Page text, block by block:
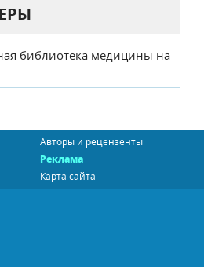
библиотека медицины на
Авторы и рецензенты
Реклама
Карта сайта